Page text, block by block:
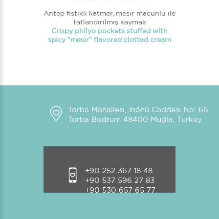
Antep fıstıklı katmer, mesir macunlu ile
tatlandırılmış kaymak
Crispy phllyo pockets stuffed with
spicy "mesir" flavored clotted cream
Torba Mahallesi, İnönü Caddesi No: 66
Torba Bodrum 48400 Muğla, Turkey
+90 252 367 18 48
+90 537 596 27 83
+90 530 657 65 77